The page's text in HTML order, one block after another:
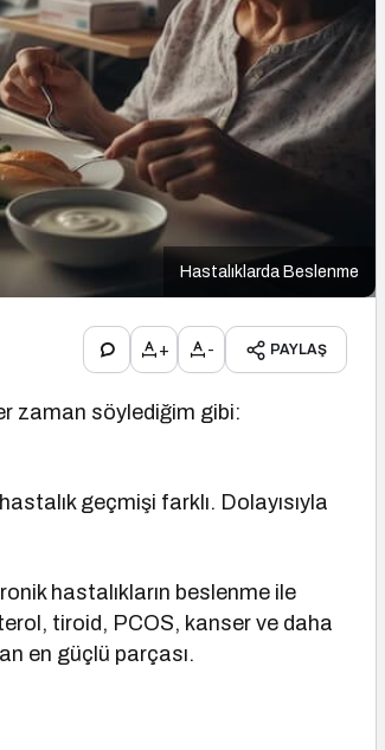
Hastalıklarda Beslenme
+ - PAYLAŞ
zaman söylediğim gibi:
geçmişi farklı. Dolayısıyla
hastalıkların beslenme ile
tiroid, PCOS, kanser ve daha
en güçlü parçası.